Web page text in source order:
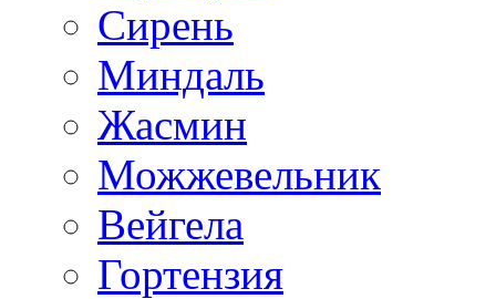
Сирень
Миндаль
Жасмин
Можжевельник
Вейгела
Гортензия